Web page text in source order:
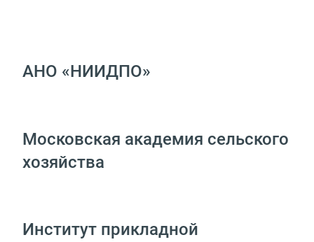
АНО «НИИДПО»
Московская академия сельского
хозяйства
Институт прикладной